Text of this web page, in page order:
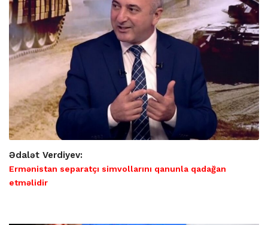
Ədalət Verdiyev:
Ermənistan separatçı simvollarını qanunla qadağan
etməlidir